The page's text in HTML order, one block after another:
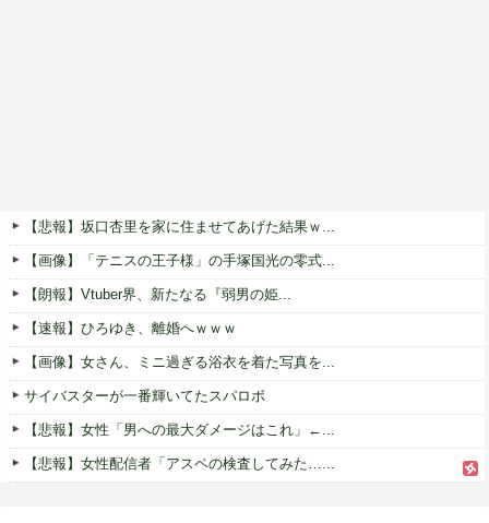
【悲報】坂口杏里を家に住ませてあげた結果ｗ...
【画像】「テニスの王子様」の手塚国光の零式...
【朗報】Vtuber界、新たなる『弱男の姫...
【速報】ひろゆき、離婚へｗｗｗ
【画像】女さん、ミニ過ぎる浴衣を着た写真を...
サイバスターが一番輝いてたスパロボ
【悲報】女性「男への最大ダメージはこれ」←...
【悲報】女性配信者「アスペの検査してみた…...